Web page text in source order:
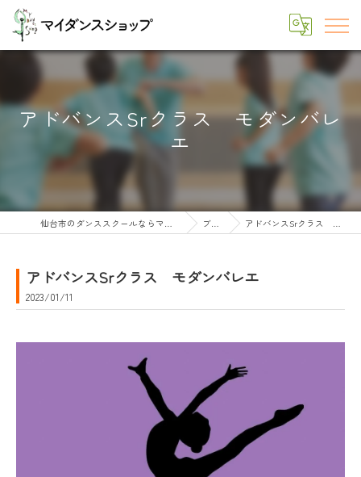
アドバンスSrクラス モダンバレ
エ
仙台市のダンススクールならマイダンスショップ ブログ アドバンスSrクラス モダンバレエ
アドバンスSrクラス モダンバレエ
2023/01/11